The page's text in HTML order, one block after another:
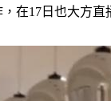
在17日也大方